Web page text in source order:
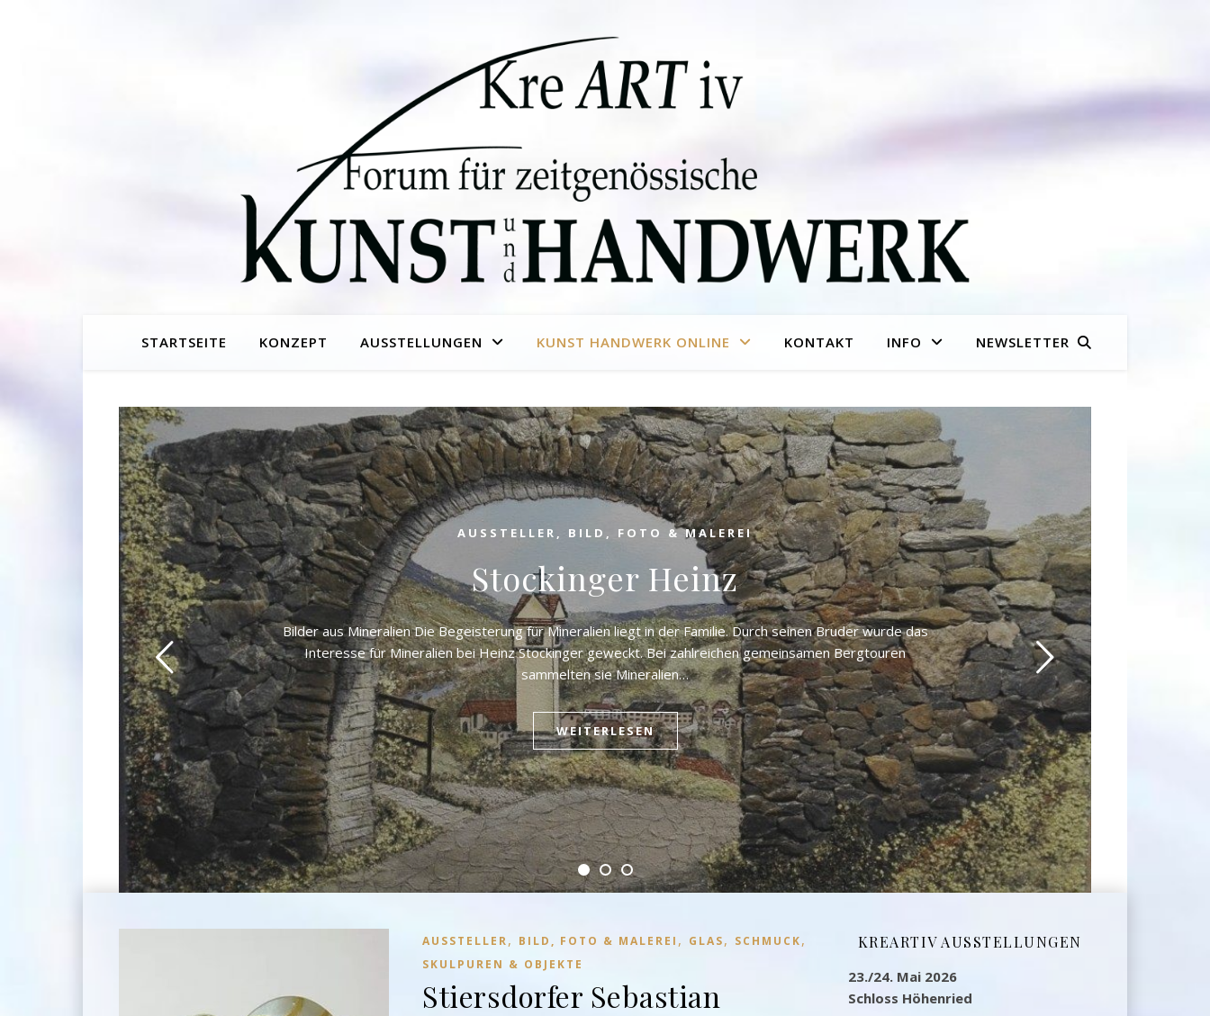
STARTSEITE KONZEPT AUSSTELLUNGEN KUNST HANDWERK ONLINE KONTAKT INFO NEWSLETTER
AUSSTELLER , BILD, FOTO & MALEREI
Stockinger Heinz
Bilder aus Mineralien Die Begeisterung für Mineralien liegt in der Familie. Durch seinen Bruder wurde das
Interesse für Mineralien bei Heinz Stockinger geweckt. Bei zahlreichen gemeinsamen Bergtouren
sammelten sie Mineralien…
WEITERLESEN
AUSSTELLER, BILD, FOTO & MALEREI , GLAS, SCHMUCK,
SKULPUREN & OBJEKTE
Stiersdorfer Sebastian
KREARTIV AUSSTELLUNGEN
23./24. Mai 2026
Schloss Höhenried